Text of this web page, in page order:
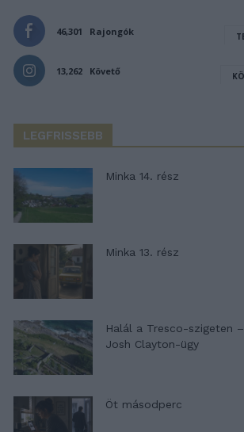
46,301 Rajongók
13,262 Követő
LEGFRISSEBB
Minka 14. rész
Minka 13. rész
Halál a Tresco-szigeten
Josh Clayton-ügy
Öt másodperc